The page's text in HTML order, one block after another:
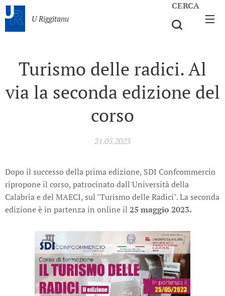
U Riggitanu
CERCA
Turismo delle radici. Al
via la seconda edizione del
corso
21.05.2023
Dopo il successo della prima edizione, SDI Confcommercio
ripropone il corso, patrocinato dall'Università della
Calabria e del MAECI, sul "Turismo delle Radici". La seconda
edizione è in partenza in online il 25 maggio 2023.